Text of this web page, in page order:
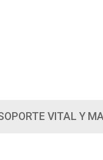
VITAL Y